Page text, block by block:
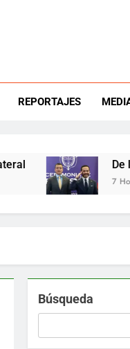
REPORTAJES
De la
7 Hours Ago
Búsqueda